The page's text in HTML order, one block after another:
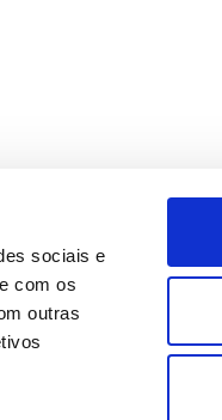
sociais e
com os
outras